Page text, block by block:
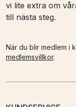
vi lite extra om
till nästa steg.
När du blir medlem i
medlemsvillkor.